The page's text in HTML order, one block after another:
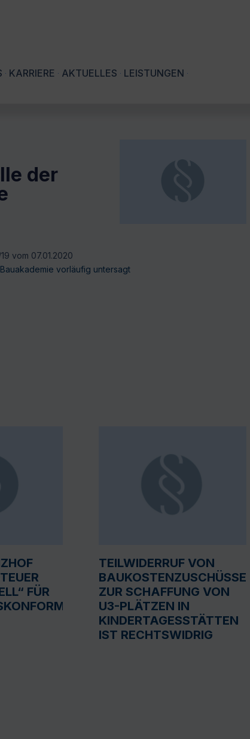
KARRIERE AKTUELLES LEISTUNGEN
der
vom 07.01.2020
vorläufig untersagt
FÜR
TEILWIDERRUF VON
BAUKOSTENZUSCHÜSSEN
ZUR SCHAFFUNG VON
U3-PLÄTZEN IN
KINDERTAGESSTÄTTEN
IST RECHTSWIDRIG